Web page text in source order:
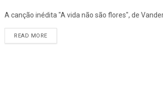
A canção inédita "A vida não são flores", de
READ MORE